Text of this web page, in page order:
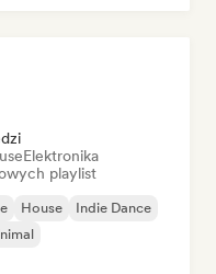
Elektronika
playlist
House
Indie Dance